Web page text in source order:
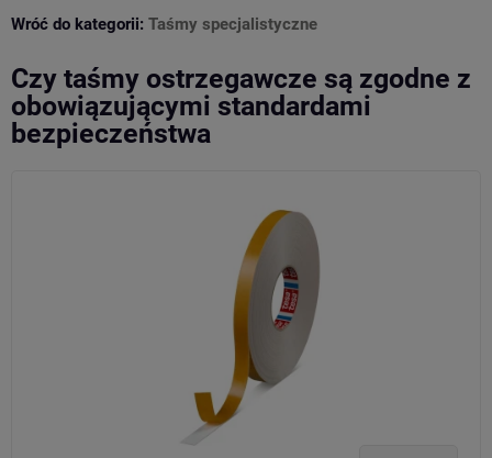
Wróć do kategorii: Taśmy specjalistyczne
Czy taśmy ostrzegawcze są zgodne z
obowiązującymi standardami
bezpieczeństwa